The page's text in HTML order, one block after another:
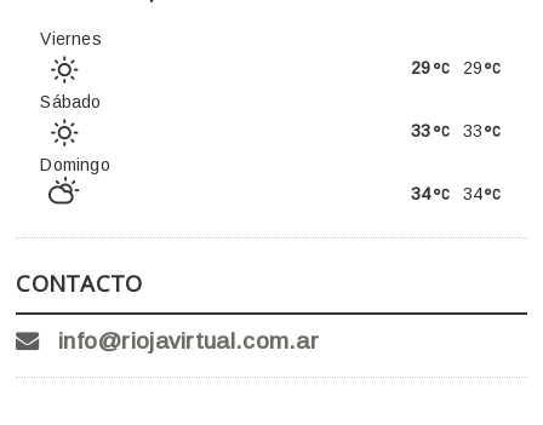
Viernes
29
29
Sábado
33
33
Domingo
34
34
CONTACTO
info@riojavirtual.com.ar